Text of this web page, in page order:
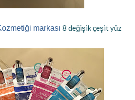
markası 8 değişik çeşit yüz